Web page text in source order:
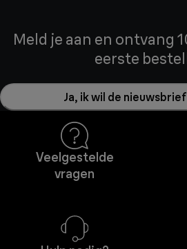
Meld je aan en ontvang
eerste
Ja, ik wil de
Veelgestelde
vragen